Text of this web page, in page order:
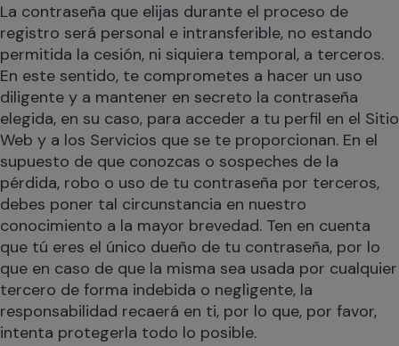
La contraseña que elijas durante el proceso de
registro será personal e intransferible, no estando
permitida la cesión, ni siquiera temporal, a terceros.
En este sentido, te comprometes a hacer un uso
diligente y a mantener en secreto la contraseña
elegida, en su caso, para acceder a tu perfil en el Sitio
Web y a los Servicios que se te proporcionan. En el
supuesto de que conozcas o sospeches de la
pérdida, robo o uso de tu contraseña por terceros,
debes poner tal circunstancia en nuestro
conocimiento a la mayor brevedad. Ten en cuenta
que tú eres el único dueño de tu contraseña, por lo
que en caso de que la misma sea usada por cualquier
tercero de forma indebida o negligente, la
responsabilidad recaerá en ti, por lo que, por favor,
intenta protegerla todo lo posible.